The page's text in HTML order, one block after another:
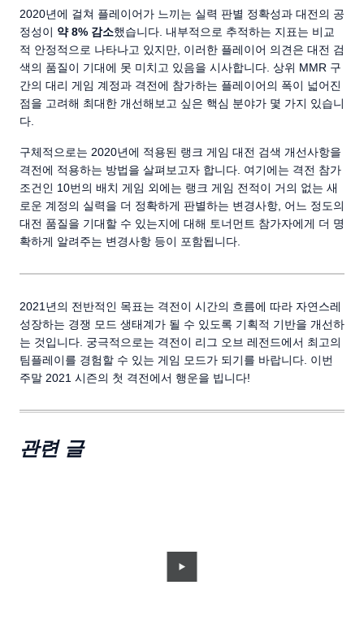
2020년에 걸쳐 플레이어가 느끼는 실력 판별 정확성과 대전의 공
정성이 약 8% 감소했습니다. 내부적으로 추적하는 지표는 비교
적 안정적으로 나타나고 있지만, 이러한 플레이어 의견은 대전 검
색의 품질이 기대에 못 미치고 있음을 시사합니다. 상위 MMR 구
간의 대리 게임 계정과 격전에 참가하는 플레이어의 폭이 넓어진
점을 고려해 최대한 개선해보고 싶은 핵심 분야가 몇 가지 있습니
다.
구체적으로는 2020년에 적용된 랭크 게임 대전 검색 개선사항을
격전에 적용하는 방법을 살펴보고자 합니다. 여기에는 격전 참가
조건인 10번의 배치 게임 외에는 랭크 게임 전적이 거의 없는 새
로운 계정의 실력을 더 정확하게 판별하는 변경사항, 어느 정도의
대전 품질을 기대할 수 있는지에 대해 토너먼트 참가자에게 더 명
확하게 알려주는 변경사항 등이 포함됩니다.
2021년의 전반적인 목표는 격전이 시간의 흐름에 따라 자연스레
성장하는 경쟁 모드 생태계가 될 수 있도록 기획적 기반을 개선하
는 것입니다. 궁극적으로는 격전이 리그 오브 레전드에서 최고의
팀플레이를 경험할 수 있는 게임 모드가 되기를 바랍니다. 이번
주말 2021 시즌의 첫 격전에서 행운을 빕니다!
관련 글